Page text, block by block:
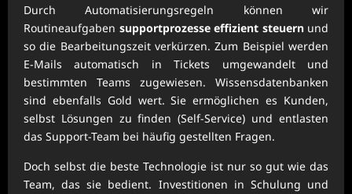
Durch Automatisierungsregeln können wir
Routineaufgaben supportprozesse effizient steuern und
so die Bearbeitungszeit verkürzen. Zum Beispiel werden
E-Mails automatisch in Tickets umgewandelt und
bestimmten Teams zugewiesen. Wissensdatenbanken
sind ebenfalls Gold wert. Sie ermöglichen es Kunden,
selbst Lösungen zu finden (Self-Service) und entlasten
das Support-Team bei häufig gestellten Fragen.
Doch selbst die beste Technologie ist nur so gut wie das
Team, das sie bedient. Investitionen in Schulung und